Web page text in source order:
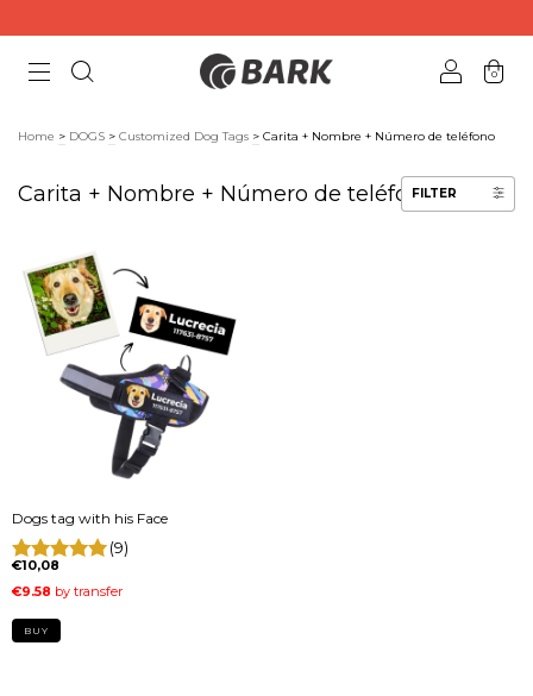
0
Home > DOGS > Customized Dog Tags > Carita + Nombre + Número de teléfono
Carita + Nombre + Número de teléfonoFILTER
Dogs tag with his Face
(9)
€10,08
BUY